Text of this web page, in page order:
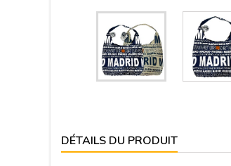
DÉTAILS DU PRODUIT